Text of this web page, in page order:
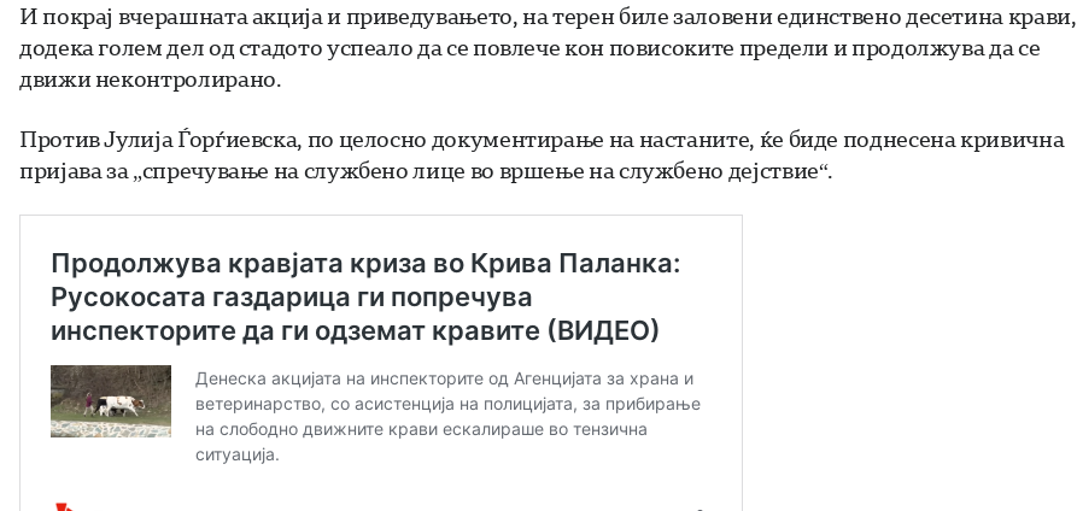
И покрај вчерашната акција и приведувањето, на терен биле заловени единствено десетина крави,
додека голем дел од стадото успеало да се повлече кон повисоките предели и продолжува да се
движи неконтролирано.
Против Јулија Ѓорѓиевска, по целосно документирање на настаните, ќе биде поднесена кривична
пријава за „спречување на службено лице во вршење на службено дејствие“.